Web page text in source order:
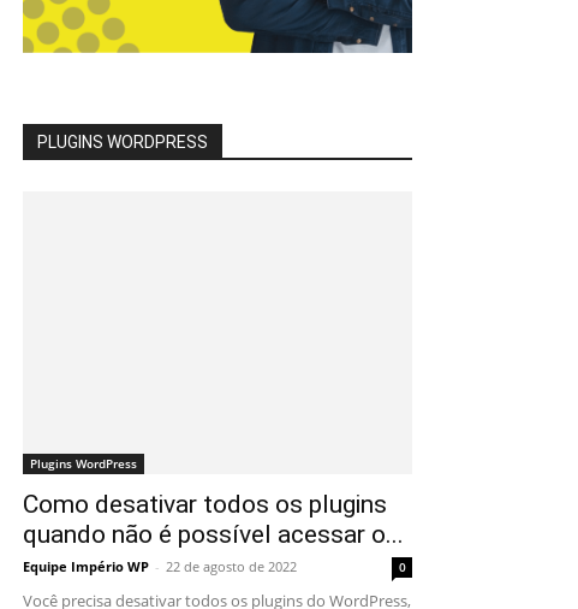
PLUGINS WORDPRESS
Plugins WordPress
Como desativar todos os plugins
quando não é possível acessar o...
Equipe Império WP - 22 de agosto de 2022 0
Você precisa desativar todos os plugins do WordPress,